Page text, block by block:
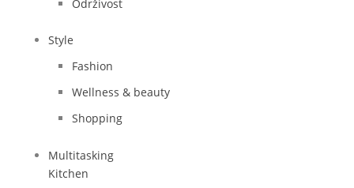
Održivost
Style
Fashion
Wellness & beauty
Shopping
Multitasking
Kitchen